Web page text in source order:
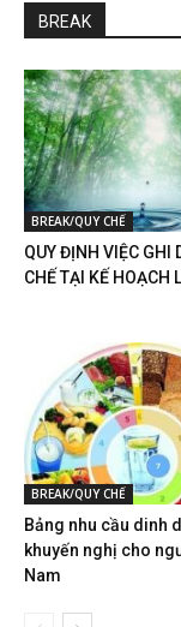
BREAK
BREAK/QUY CHẾ
QUY ĐỊNH VIỆC GHI
CHẾ TẠI KẾ HOẠCH
BREAK/QUY CHẾ
Bảng nhu cầu dinh
khuyến nghị cho
Nam